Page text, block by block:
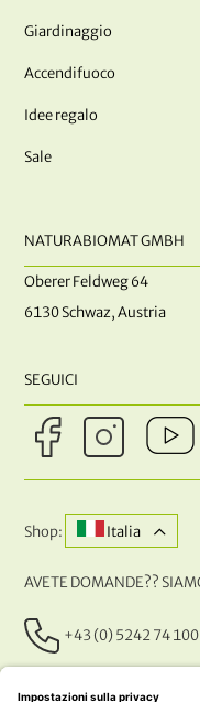
Giardinaggio
Accendifuoco
Idee regalo
Sale
NATURABIOMAT GMBH
Oberer Feldweg 64
6130 Schwaz, Austria
SEGUICI
Shop: Italia
AVETE DOMANDE??
+43 (0) 5242 74 100